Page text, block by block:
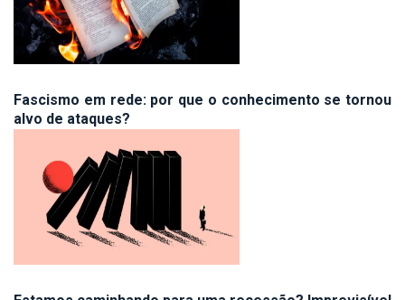
Fascismo em rede: por que o conhecimento se tornou
alvo de ataques?